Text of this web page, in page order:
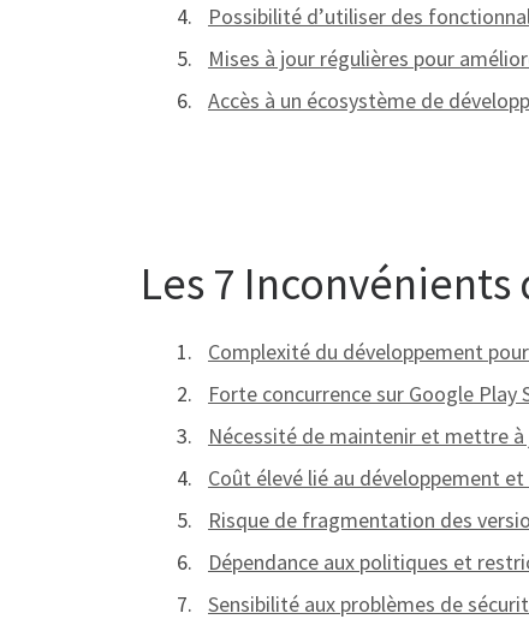
Possibilité d’utiliser des
Mises à jour régulières pour
Accès à un écosystème de
Les 7
Complexité du développement
Forte concurrence sur Google
Nécessité de maintenir et mettre
Coût élevé lié au développement
Risque de fragmentation des
Dépendance aux politiques et
Sensibilité aux problèmes de